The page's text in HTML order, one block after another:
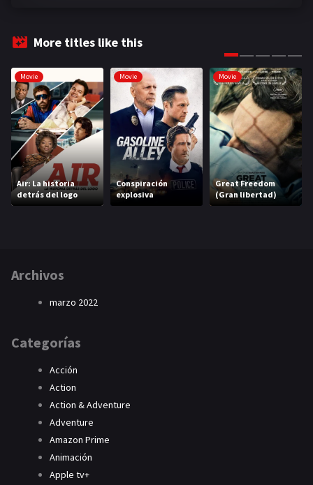
More titles like this
Movie
Air: La historia
detrás del logo
Movie
Conspiración
explosiva
Movie
Great Freedom
(Gran libertad)
Archivos
marzo 2022
Categorías
Acción
Action
Action & Adventure
Adventure
Amazon Prime
Animación
Apple tv+